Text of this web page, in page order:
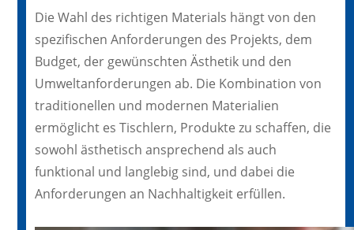
Die Wahl des richtigen Materials hängt von den
spezifischen Anforderungen des Projekts, dem
Budget, der gewünschten Ästhetik und den
Umweltanforderungen ab. Die Kombination von
traditionellen und modernen Materialien
ermöglicht es Tischlern, Produkte zu schaffen, die
sowohl ästhetisch ansprechend als auch
funktional und langlebig sind, und dabei die
Anforderungen an Nachhaltigkeit erfüllen.